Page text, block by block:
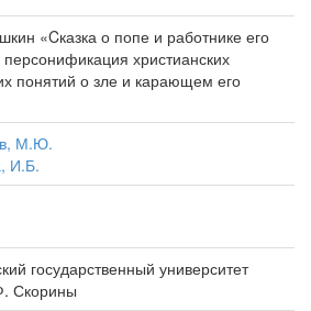
«Cказка о попе и работнике его
христианских
понятий о зле и карающем его
М.Ю.
И.Б.
государственный университет
Скорины